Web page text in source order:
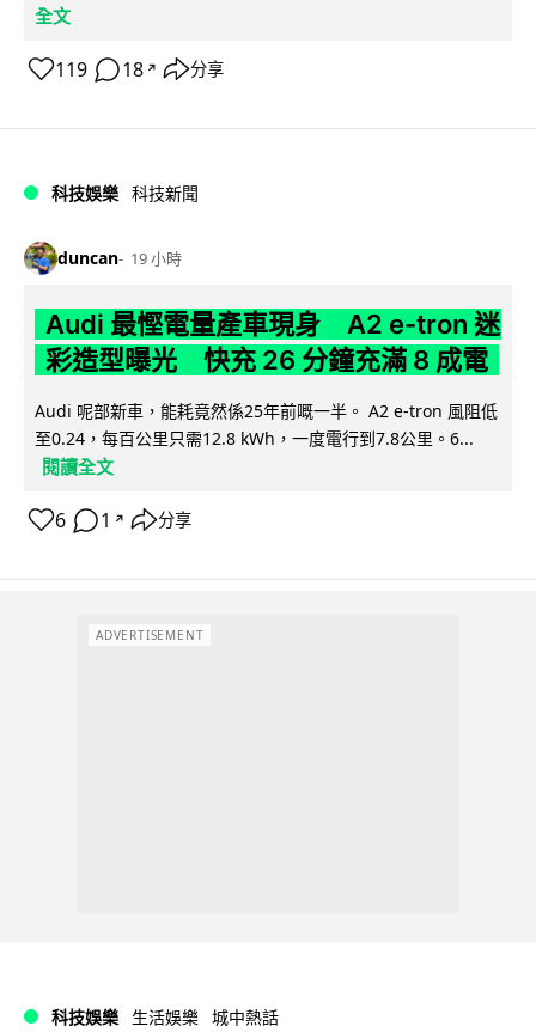
全文
119 18 ↗ 分享
科技娛樂 科技新聞
duncan 19 小時
Audi 最慳電量產車現身 A2 e-tron 迷
彩造型曝光 快充 26 分鐘充滿 8 成電
Audi 呢部新車，能耗竟然係25年前嘅一半。 A2 e-tron 風阻低
至0.24，每百公里只需12.8 kWh，一度電行到7.8公里。6...
閱讀全文
6 1 ↗ 分享
ADVERTISEMENT
科技娛樂 生活娛樂 城中熱話